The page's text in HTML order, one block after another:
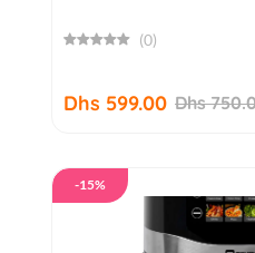
(0)
Dhs 599.00 Dhs
-15%